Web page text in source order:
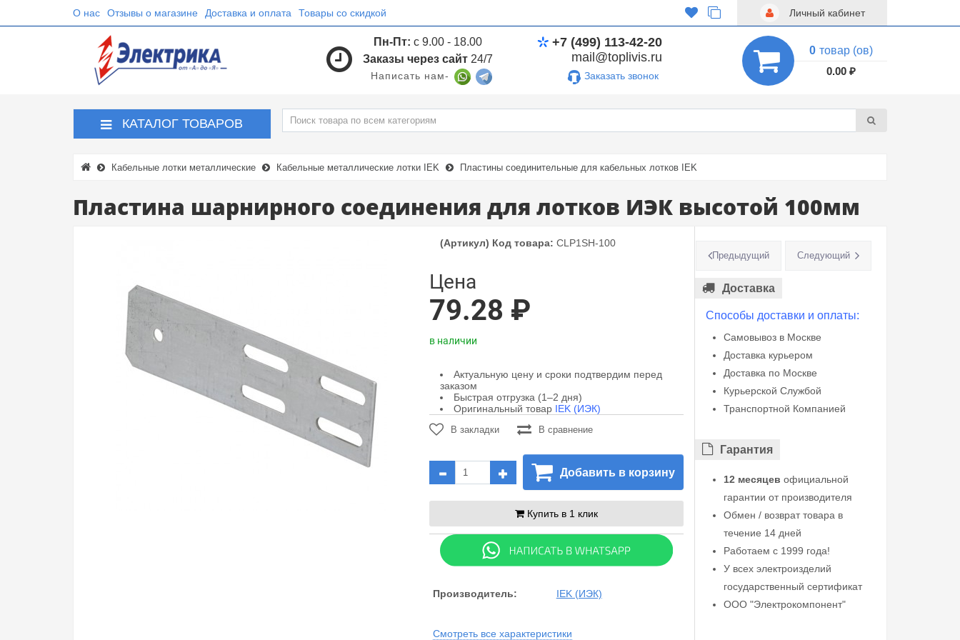
О нас Отзывы о магазине Доставка и оплата Товары со скидкой Личный кабинет
Пн-Пт: с 9.00 - 18.00
Заказы через сайт 24/7
Написать нам-
+7 (499) 113-42-20
mail@toplivis.ru
Заказать звонок
0 товар (ов)
0.00 ₽
КАТАЛОГ ТОВАРОВ
Кабельные лотки металлические Кабельные металлические лотки IEK Пластины соединительные для кабельных лотков IEK
Пластина шарнирного соединения для лотков ИЭК высотой 100мм
(Артикул) Код товара: CLP1SH-100
Цена
79.28 ₽
в наличии
Актуальную цену и сроки подтвердим перед
заказом
Быстрая отгрузка (1–2 дня)
Оригинальный товар IEK (ИЭК)
В закладки В сравнение
Добавить в корзину
Купить в 1 клик
Производитель: IEK (ИЭК)
Смотреть все характеристики
Предыдущий Следующий
Доставка
Способы доставки и оплаты:
Самовывоз в Москве
Доставка курьером
Доставка по Москве
Курьерской Службой
Транспортной Компанией
Гарантия
12 месяцев официальной
гарантии от производителя
Обмен / возврат товара в
течение 14 дней
Работаем с 1999 года!
У всех электроизделий
государственный сертификат
ООО "Электрокомпонент"